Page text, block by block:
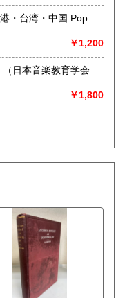
科学、美術工芸、国
趣味、サブカルチャ
・台湾・中国 Pop
￥1,200
￥1,800